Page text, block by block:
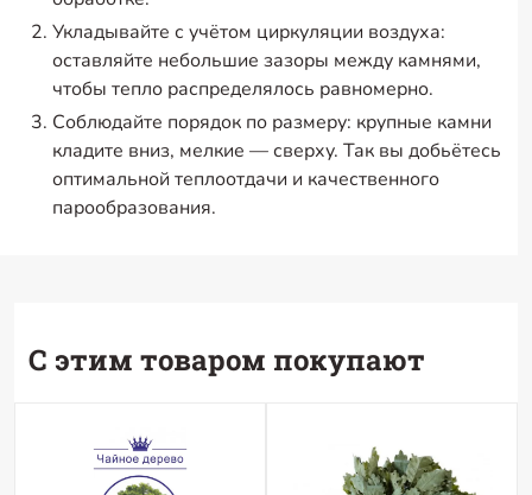
Укладывайте с учётом циркуляции воздуха:
оставляйте небольшие зазоры между камнями,
чтобы тепло распределялось равномерно.
Соблюдайте порядок по размеру: крупные камни
кладите вниз, мелкие — сверху. Так вы добьётесь
оптимальной теплоотдачи и качественного
парообразования.
С этим товаром покупают